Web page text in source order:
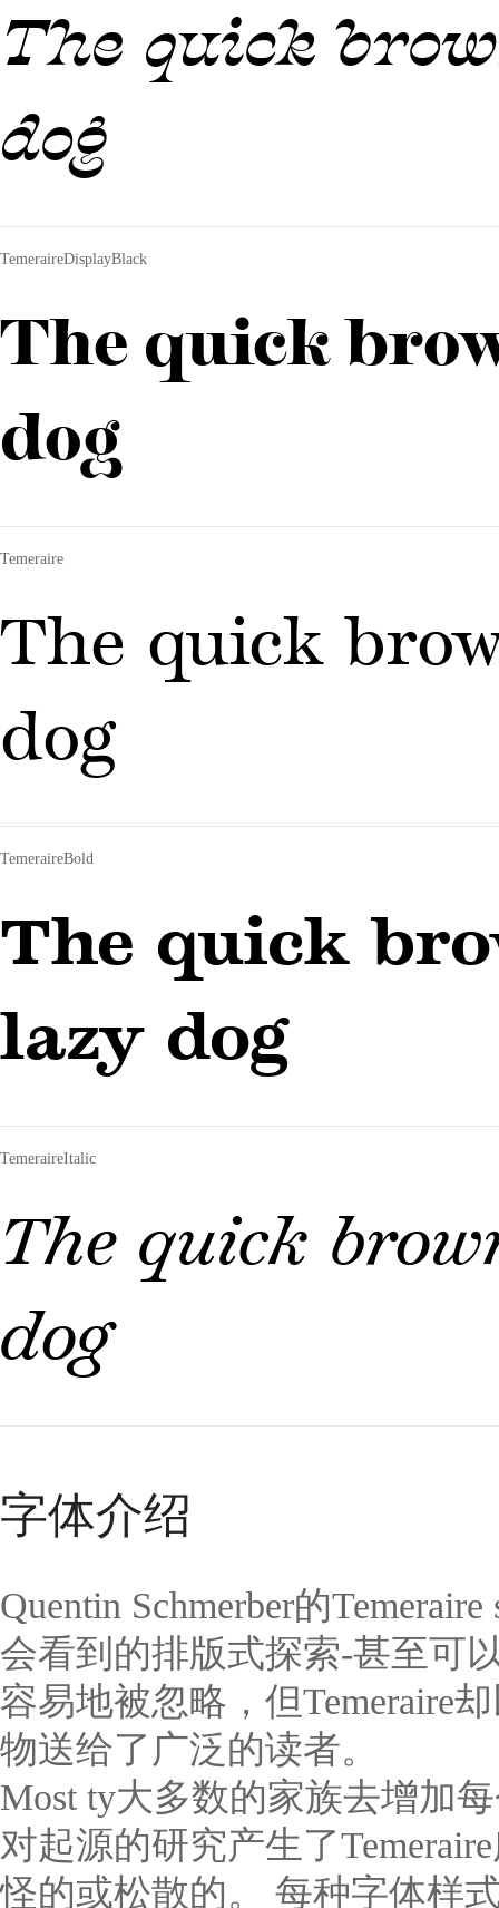
The quick
dog
TemeraireDisplayBlack
The quick
dog
Temeraire
The quick
dog
TemeraireBold
The quick
lazy dog
TemeraireItalic
The quick
dog
字体介绍
Quentin Schmerber的
会看到的排版式探索-甚至可
容易地被忽略，但Temeraire
物送给了广泛的读者。
Most ty大多数的家族去增加
对起源的研究产生了
怪的或松散的。 每种字体样